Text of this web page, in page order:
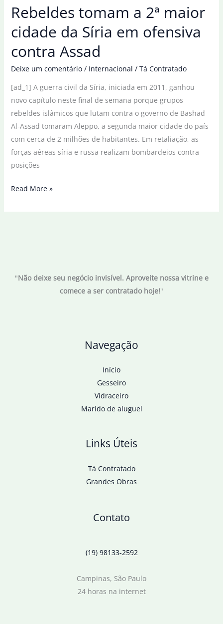
neste
dia
do
Rebeldes tomam a 2ª maior
cidade da Síria em ofensiva
contra Assad
Deixe um comentário / Internacional / Tá Contratado
[ad_1] A guerra civil da Síria, iniciada em 2011, ganhou
novo capítulo neste final de semana porque grupos
rebeldes islâmicos que lutam contra o governo de Bashad
Al-Assad tomaram Aleppo, a segunda maior cidade do país
com cerca de 2 milhões de habitantes. Em retaliação, as
forças aéreas síria e russa realizam bombardeios contra
posições
Rebeldes
Síria
Read More »
"Não deixe seu negócio invisível. Aproveite nossa vitrine e
comece a ser contratado hoje!"
Navegação
Início
Gesseiro
Vidraceiro
Marido de aluguel
Links Úteis
Tá Contratado
Grandes Obras
Contato
(19) 98133-2592
Campinas, São Paulo
24 horas na internet